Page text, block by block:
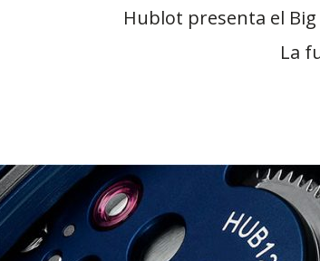
Hublot presenta el Big
La